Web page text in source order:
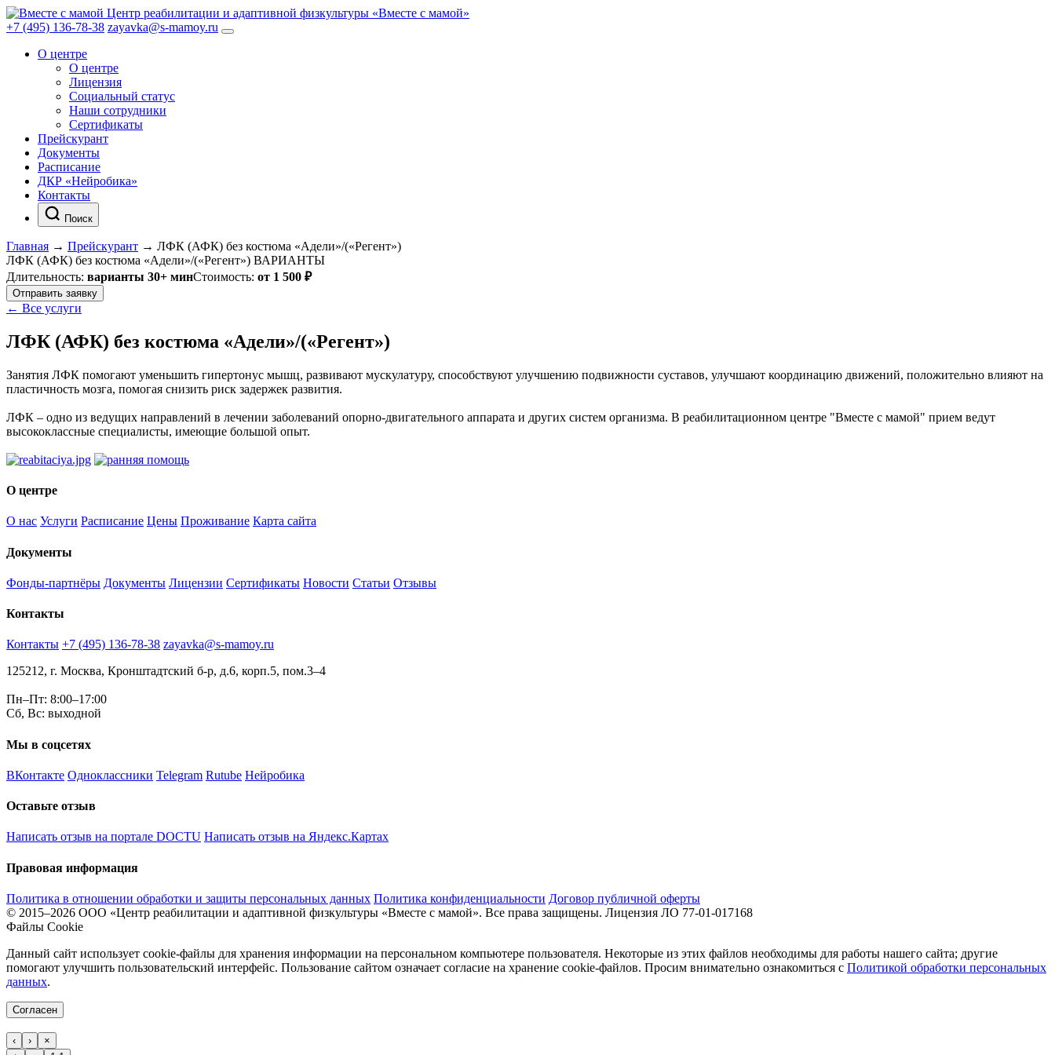
Центр реабилитации и адаптивной физкультуры «Вместе с мамой»
+7 (495) 136-78-38 zayavka@s-mamoy.ru
О центре
О центре
Лицензия
Социальный статус
Наши сотрудники
Сертификаты
Прейскурант
Документы
Расписание
ДКР «Нейробика»
Контакты
Поиск
Главная → Прейскурант → ЛФК (АФК) без костюма «Адели»/(«Регент»)
ЛФК (АФК) без костюма «Адели»/(«Регент») ВАРИАНТЫ
Длительность: варианты 30+ минСтоимость: от 1 500 ₽
Отправить заявку
← Все услуги
ЛФК (АФК) без костюма «Адели»/(«Регент»)
Занятия ЛФК помогают уменьшить гипертонус мышц, развивают мускулатуру, способствуют улучшению подвижности суставов, улучшают координацию движений, положительно влияют на
пластичность мозга, помогая снизить риск задержек развития.
ЛФК – одно из ведущих направлений в лечении заболеваний опорно-двигательного аппарата и других систем организма. В реабилитационном центре "Вместе с мамой" прием ведут
высококлассные специалисты, имеющие большой опыт.
О центре
О нас Услуги Расписание Цены Проживание Карта сайта
Документы
Фонды-партнёры Документы Лицензии Сертификаты Новости Статьи Отзывы
Контакты
Контакты +7 (495) 136-78-38 zayavka@s-mamoy.ru
125212, г. Москва, Кронштадтский б-р, д.6, корп.5, пом.3–4
Пн–Пт: 8:00–17:00
Сб, Вс: выходной
Мы в соцсетях
ВКонтакте Одноклассники Telegram Rutube Нейробика
Оставьте отзыв
Написать отзыв на портале DOCTU Написать отзыв на Яндекс.Картах
Правовая информация
Политика в отношении обработки и защиты персональных данных Политика конфиденциальности Договор публичной оферты
© 2015–2026 ООО «Центр реабилитации и адаптивной физкультуры «Вместе с мамой». Все права защищены. Лицензия ЛО 77-01-017168
Файлы Cookie
Данный сайт использует cookie-файлы для хранения информации на персональном компьютере пользователя. Некоторые из этих файлов необходимы для работы нашего сайта; другие
помогают улучшить пользовательский интерфейс. Пользование сайтом означает согласие на хранение cookie-файлов. Просим внимательно ознакомиться с Политикой обработки персональных
данных.
Согласен
‹ ›
×